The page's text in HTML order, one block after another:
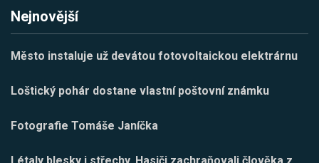
Nejnovější
Město instaluje už devátou fotovoltaickou elektrárnu
Loštický pohár dostane vlastní poštovní známku
Fotografie Tomáše Janíčka